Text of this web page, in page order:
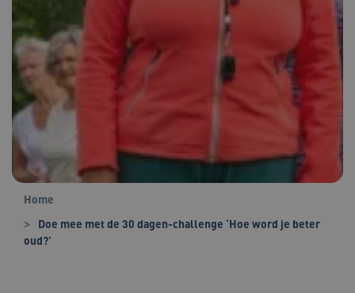
Home
Doe mee met de 30 dagen-challenge ‘Hoe word je beter
oud?’